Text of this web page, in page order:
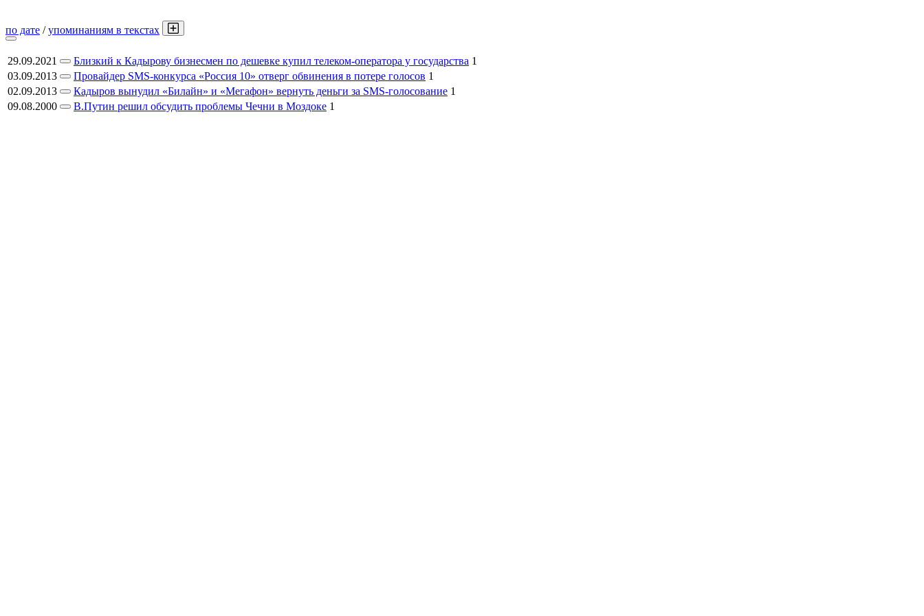
по дате /упоминаниям в текстах
29.09.2021 Близкий к Кадырову бизнесмен по дешевке купил телеком-оператора у государства 1
03.09.2013
Провайдер SMS-конкурса «Россия 10» отверг обвинения в потере голосов 1
02.09.2013
Кадыров вынудил «Билайн» и «Мегафон» вернуть деньги за SMS-голосование 1
09.08.2000
В.Путин решил обсудить проблемы Чечни в Моздоке 1